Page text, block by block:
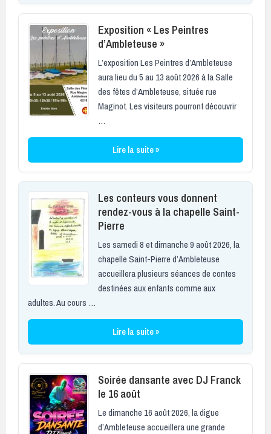
Exposition « Les Peintres
d’Ambleteuse »
L’exposition Les Peintres d’Ambleteuse
aura lieu du 5 au 13 août 2026 à la Salle
des fêtes d’Ambleteuse, située rue
Maginot. Les visiteurs pourront découvrir
…
Lire la suite »
Les conteurs vous donnent
rendez-vous à la chapelle Saint-
Pierre
Les samedi 8 et dimanche 9 août 2026, la
chapelle Saint-Pierre d’Ambleteuse
accueillera plusieurs séances de contes
destinées aux enfants comme aux
adultes. Au cours …
Lire la suite »
Soirée dansante avec DJ Franck
le 16 août
Le dimanche 16 août 2026, la digue
d’Ambleteuse accueillera une grande